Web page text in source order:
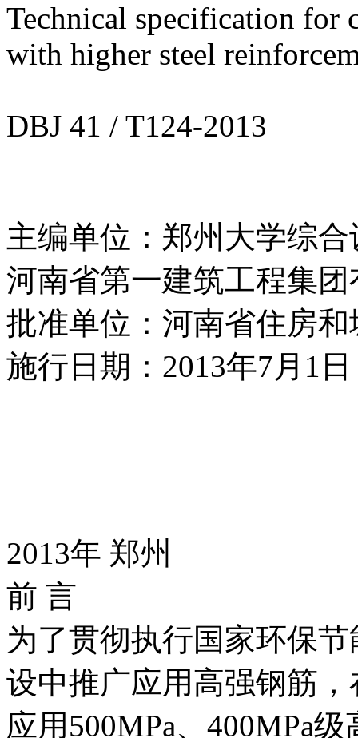
Technical specification for
with higher steel
DBJ 41 / T124-2013
主编单位：郑州大学综
河南省第一建筑工程集
批准单位：河南省住房
施行日期：2013年7月1日
2013年 郑州
前 言
为了贯彻执行国家环保
设中推广应用高强钢筋
应用500MPa、400MPa